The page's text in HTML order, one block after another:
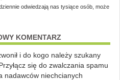
odwiedzają nas tysiące osób, może
KOMENTARZ
i do kogo należy szukany
się do zwalczania spamu
nadawców niechcianych